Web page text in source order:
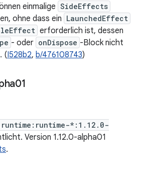
einmalige SideEffects
ohne dass ein LaunchedEffect
erforderlich ist, dessen
- oder onDispose -Block nicht
(I528b2, b/476108743)
*:1.12.0-
Version 1.12.0-alpha01
.